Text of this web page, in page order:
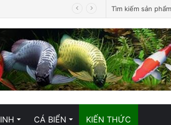
CÁ BIỂN KIẾN THỨC